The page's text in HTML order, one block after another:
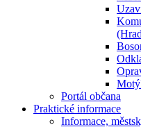
Portál občana
Praktické informace
Informace,